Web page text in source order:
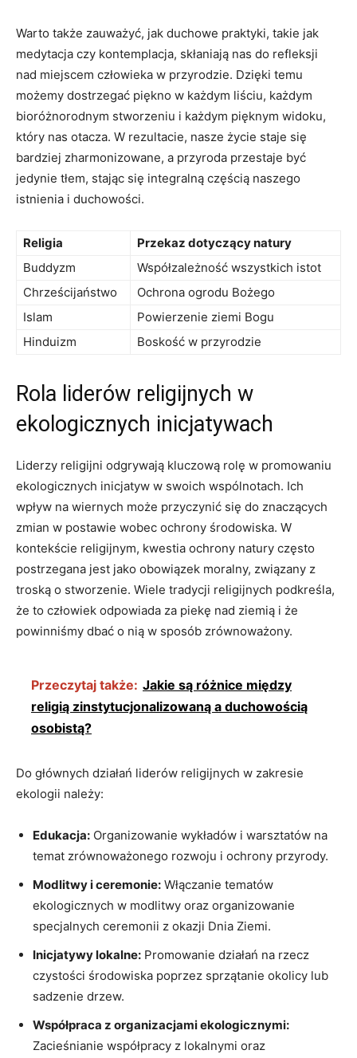
Warto także zauważyć, jak duchowe praktyki,​ takie jak
medytacja czy kontemplacja, skłaniają nas do refleksji
nad miejscem człowieka w ‌przyrodzie. Dzięki temu
możemy dostrzegać piękno w każdym liściu, każdym
bioróżnorodnym stworzeniu i każdym pięknym widoku,
który nas⁣ otacza. W rezultacie, nasze życie staje się
bardziej zharmonizowane, a przyroda przestaje być
jedynie tłem, stając się integralną częścią naszego
istnienia i duchowości.
Religia
Przekaz dotyczący natury
Buddyzm
Współzależność wszystkich istot
Chrześcijaństwo
Ochrona ogrodu ​Bożego
Islam
Powierzenie ziemi ⁢Bogu
Hinduizm
Boskość w‍ przyrodzie
Rola liderów religijnych w
ekologicznych inicjatywach
Liderzy religijni odgrywają kluczową ⁤rolę w promowaniu
ekologicznych inicjatyw w swoich wspólnotach. Ich
wpływ na wiernych może przyczynić się do znaczących
zmian w postawie wobec ochrony środowiska. W
kontekście religijnym, kwestia ochrony natury‍ często
postrzegana jest jako obowiązek moralny, związany z
troską o stworzenie. Wiele tradycji religijnych podkreśla,
że ⁣to człowiek odpowiada⁣ za piekę‌ nad ziemią i że
powinniśmy dbać o nią w sposób zrównoważony.
Przeczytaj także: Jakie są różnice między
religią zinstytucjonalizowaną a duchowością
osobistą?
Do‌ głównych działań liderów religijnych w zakresie⁣
ekologii należy:
Edukacja: Organizowanie wykładów⁣ i warsztatów na
temat zrównoważonego rozwoju i ochrony przyrody.
Modlitwy i ceremonie: Włączanie tematów
ekologicznych w modlitwy oraz⁣ organizowanie
specjalnych ceremonii z okazji Dnia Ziemi.
Inicjatywy lokalne: Promowanie działań na rzecz
czystości środowiska‌ poprzez sprzątanie‍ okolicy lub
sadzenie drzew.
Współpraca ‌z organizacjami ekologicznymi:
Zacieśnianie współpracy z lokalnymi oraz